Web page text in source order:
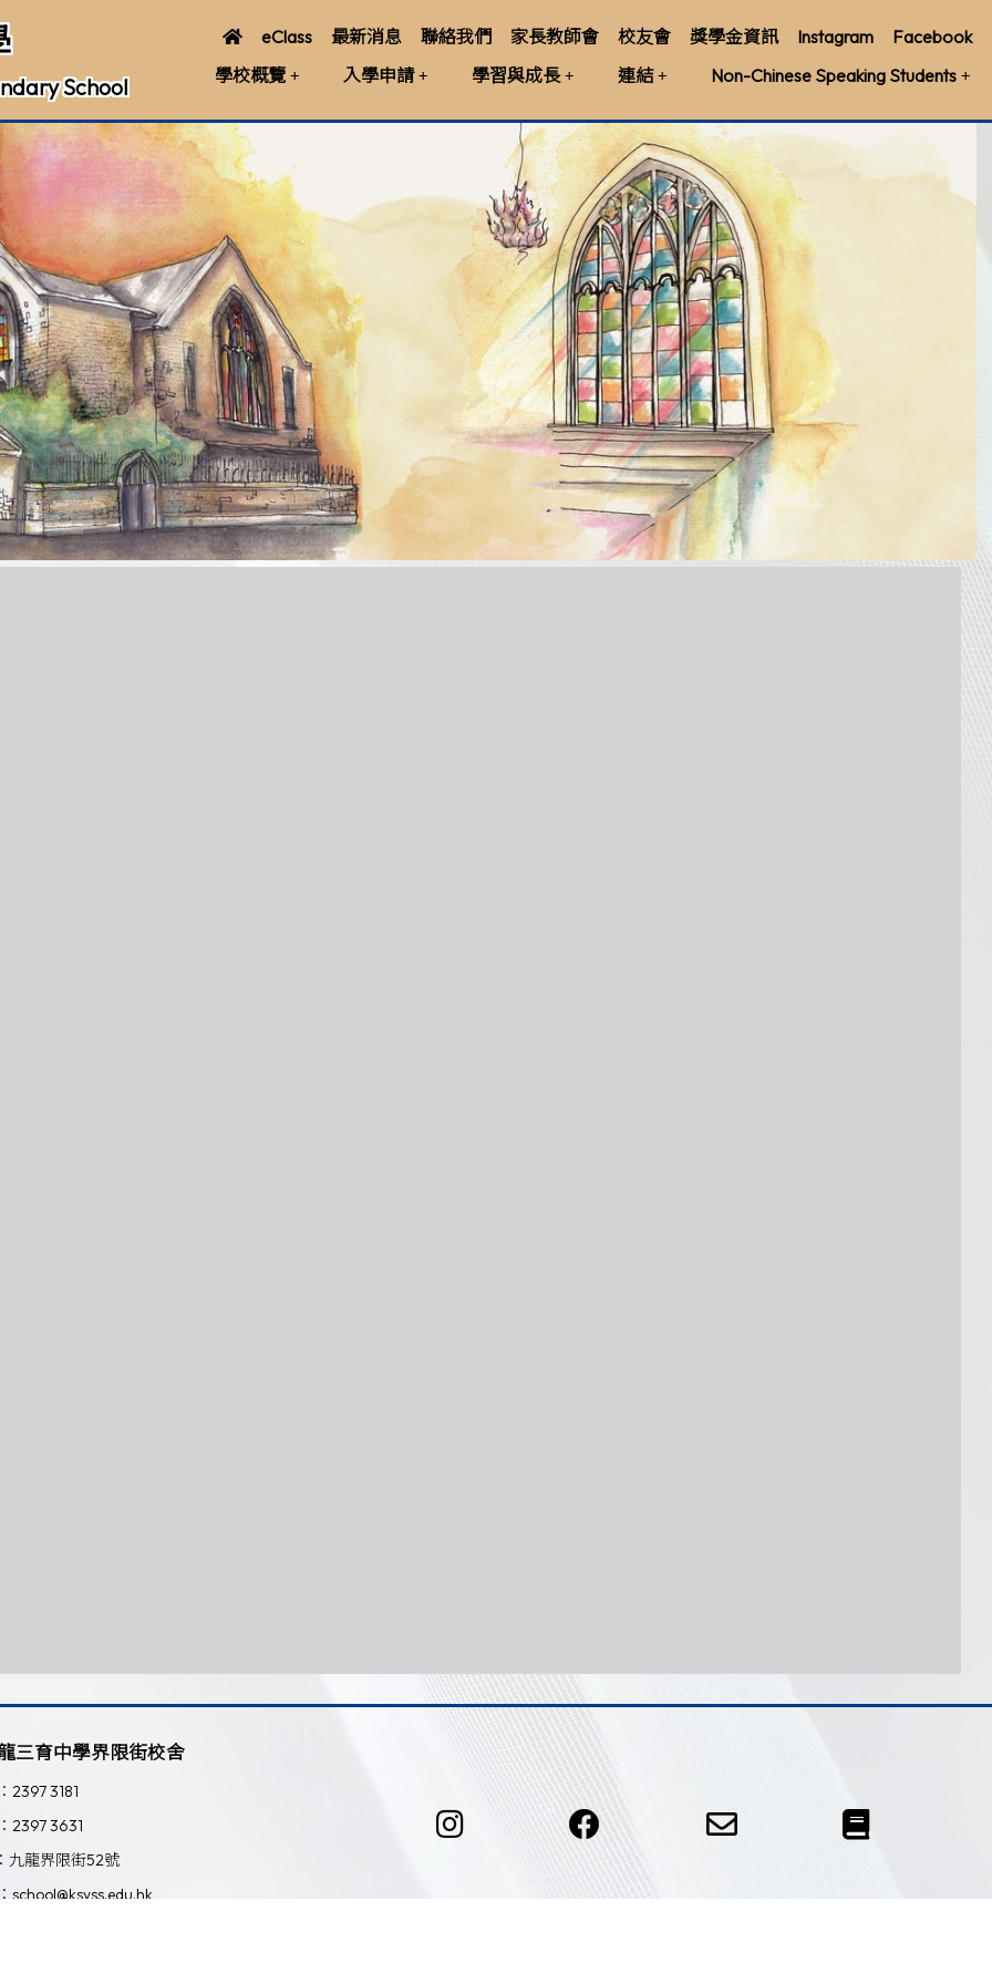
School
eClass 最新消息 聯絡我們 家長教師會 校友會 獎學金資訊 Instagram
Facebook
學校概覽
入學申請 學習與成長 連結 Non-Chinese Speaking Students
三育中學界限街校舍
2397 3181
2397 3631
九龍界限街52號
school@ksyss.edu.hk